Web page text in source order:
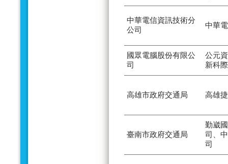
中華電信資訊技術分
公司
中華
國眾電腦股份有限公
司
公元
新科
高雄市政府交通局 高雄
臺南市政府交通局
勤崴
司、
司